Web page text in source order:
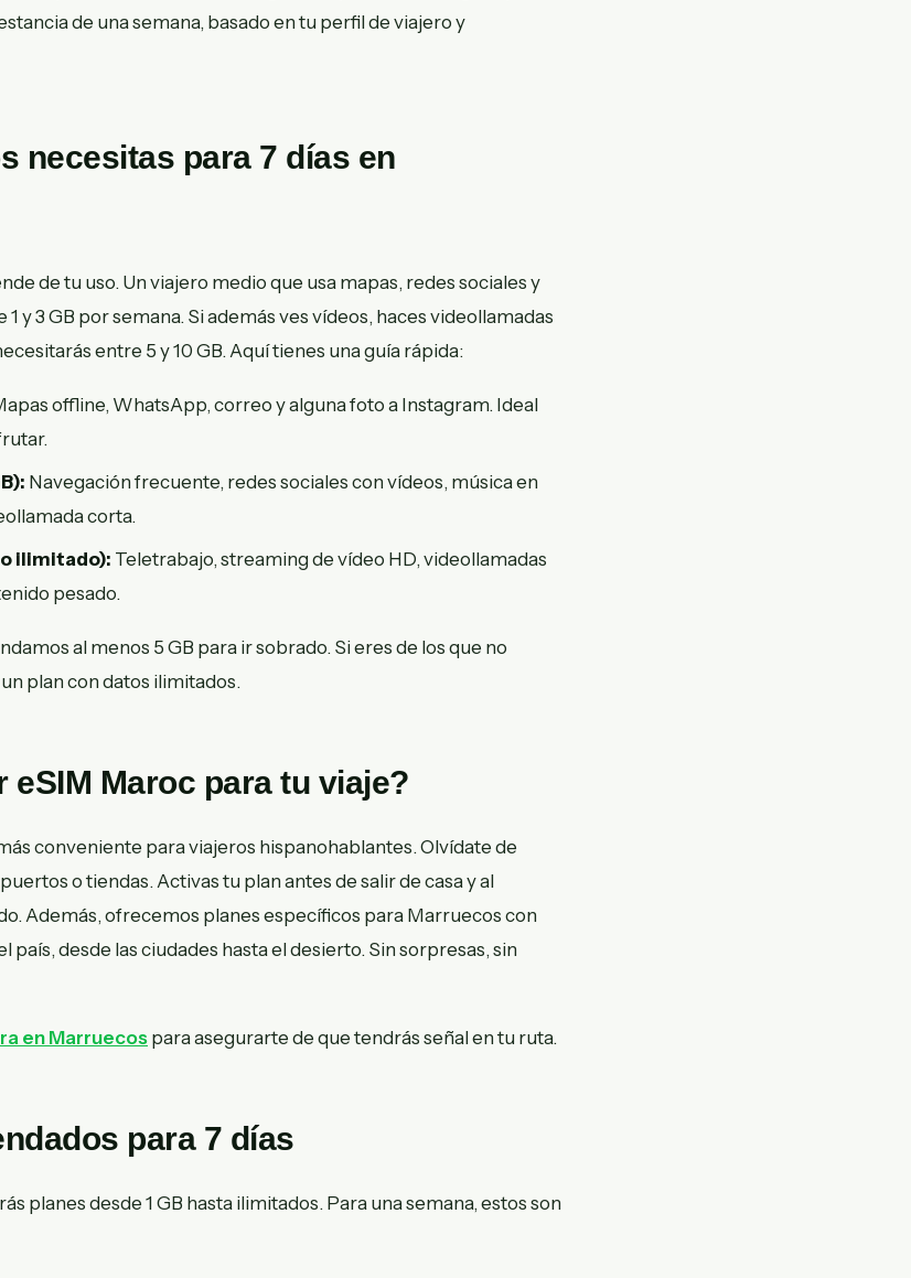
de una semana, basado en tu perfil de viajero y
necesitas para 7 días en
de tu uso. Un viajero medio que usa mapas, redes sociales y
y 3 GB por semana. Si además ves vídeos, haces videollamadas
entre 5 y 10 GB. Aquí tienes una guía rápida:
offline, WhatsApp, correo y alguna foto a Instagram. Ideal
Navegación frecuente, redes sociales con vídeos, música en
corta.
ilimitado): Teletrabajo, streaming de vídeo HD, videollamadas
pesado.
al menos 5 GB para ir sobrado. Si eres de los que no
plan con datos ilimitados.
eSIM Maroc para tu viaje?
conveniente para viajeros hispanohablantes. Olvídate de
o tiendas. Activas tu plan antes de salir de casa y al
Además, ofrecemos planes específicos para Marruecos con
país, desde las ciudades hasta el desierto. Sin sorpresas, sin
en Marruecospara asegurarte de que tendrás señal en tu ruta.
para 7 días
planes desde 1 GB hasta ilimitados. Para una semana, estos son